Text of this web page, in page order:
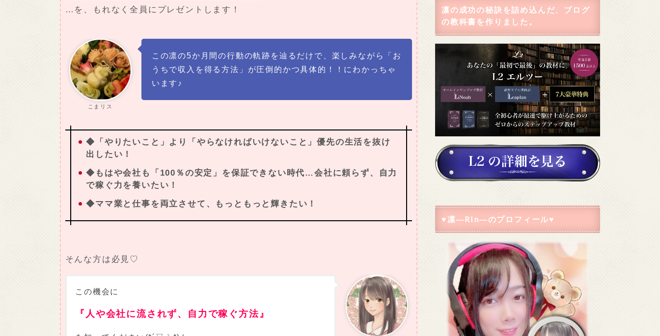
…を、もれなく全員にプレゼントします！
こまリス
この凛の5か月間の行動の軌跡を辿るだけで、楽しみながら「お
うちで収入を得る方法」が圧倒的かつ具体的！！にわかっちゃ
います♪
◆「やりたいこと」より「やらなければいけないこと」優先の生活を抜け
出したい！
◆もはや会社も「100％の安定」を保証できない時代…会社に頼らず、自力
で稼ぐ力を養いたい！
◆ママ業と仕事を両立させて、もっともっと輝きたい！
そんな方は必見♡
この機会に
『人や会社に流されず、自力で稼ぐ方法』
凛の成功の秘訣を詰め込んだ、ブログ
の教科書を作りました。
♥凛―Rin―のプロフィール♥